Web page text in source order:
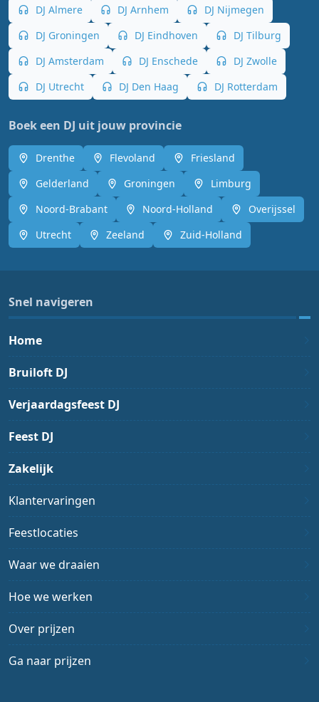
DJ Almere DJ Arnhem
DJ Nijmegen
DJ Groningen
DJ Eindhoven
DJ Tilburg
DJ Amsterdam
DJ Enschede
DJ Zwolle
DJ Utrecht
DJ Den Haag DJ Rotterdam
Boek een DJ uit jouw provincie
Drenthe Flevoland
Friesland
Gelderland
Groningen
Limburg
Noord-Brabant
Noord-Holland
Overijssel
Utrecht
Zeeland Zuid-Holland
Snel navigeren
Home
Bruiloft DJ
Verjaardagsfeest DJ
Feest DJ
Zakelijk
Klantervaringen
Feestlocaties
Waar we draaien
Hoe we werken
Over prijzen
Ga naar prijzen